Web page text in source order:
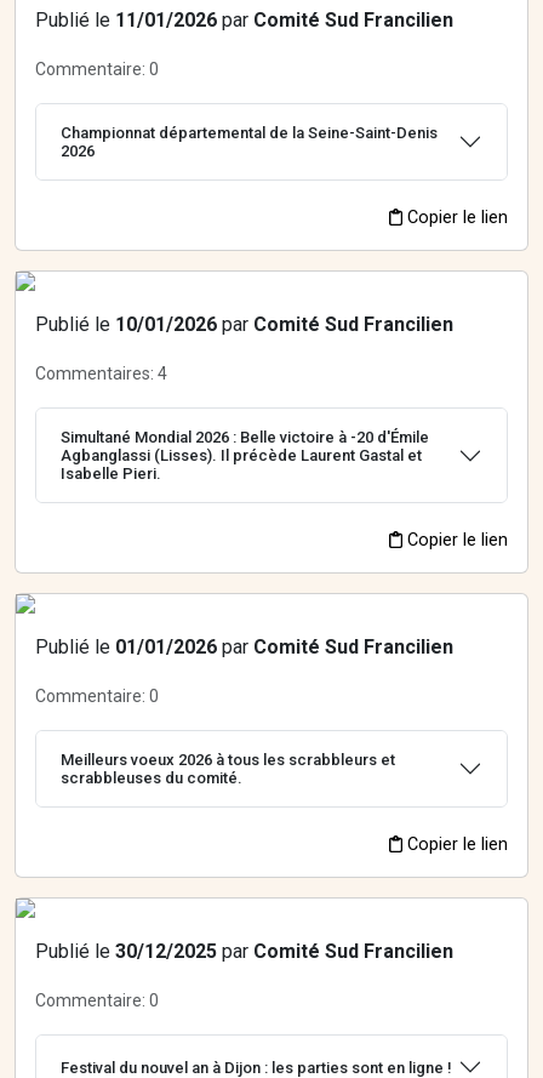
Publié le 11/01/2026 par Comité Sud Francilien
Commentaire: 0
Championnat départemental de la Seine-Saint-Denis
2026
Copier le lien
Publié le 10/01/2026 par Comité Sud Francilien
Commentaires: 4
Simultané Mondial 2026 : Belle victoire à -20 d'Émile
Agbanglassi (Lisses). Il précède Laurent Gastal et
Isabelle Pieri.
Copier le lien
Publié le 01/01/2026 par Comité Sud Francilien
Commentaire: 0
Meilleurs voeux 2026 à tous les scrabbleurs et
scrabbleuses du comité.
Copier le lien
Publié le 30/12/2025 par Comité Sud Francilien
Commentaire: 0
Festival du nouvel an à Dijon : les parties sont en ligne !